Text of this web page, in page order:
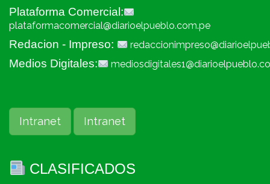
Plataforma Comercial:
plataformacomercial@diarioelpueblo.com.pe
Redacion - Impreso:
Medios Digitales:
Intranet Intranet
CLASIFICADOS